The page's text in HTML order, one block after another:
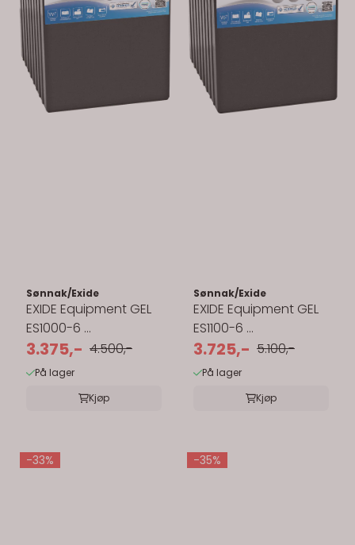
Sønnak/Exide
EXIDE Equipment GEL
ES1000-6 ...
3.375,- 4.500,-
På lager
Kjøp
Sønnak/Exide
EXIDE Equipment GEL
ES1100-6 ...
3.725,- 5.100,-
På lager
Kjøp
-33% -35%